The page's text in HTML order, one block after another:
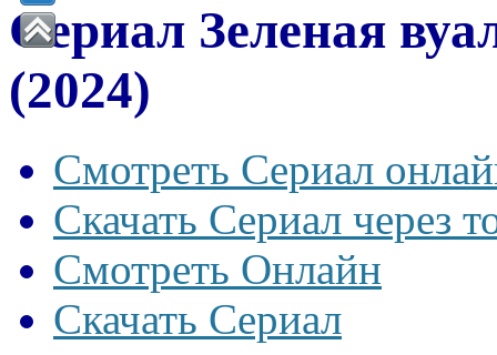
Сериал Зеленая
(2024)
Смотреть Сериал
Скачать Сериал через
Смотреть Онлайн
Скачать Сериал